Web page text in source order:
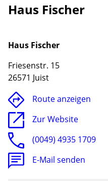
Lade
Haus Fischer
Haus Fischer
Friesenstr. 15
26571 Juist
Route anzeigen
Zur Website
(0049) 4935 1709
E-Mail senden